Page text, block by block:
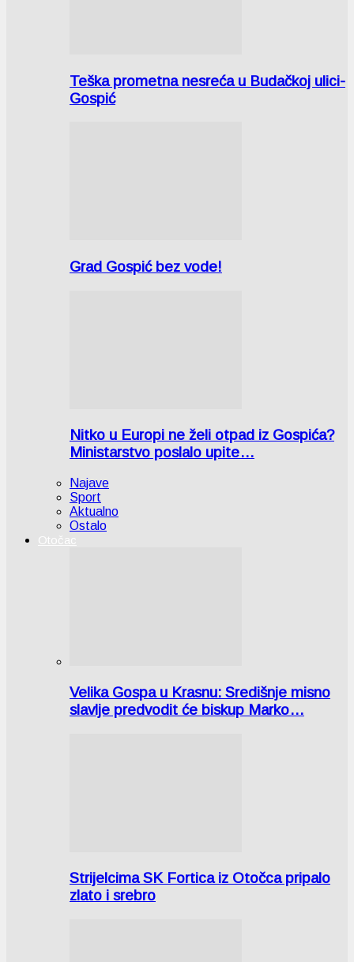
Teška prometna nesreća u Budačkoj ulici-
Gospić
Grad Gospić bez vode!
Nitko u Europi ne želi otpad iz Gospića?
Ministarstvo poslalo upite…
Najave
Sport
Aktualno
Ostalo
Otočac
Velika Gospa u Krasnu: Središnje misno
slavlje predvodit će biskup Marko…
Strijelcima SK Fortica iz Otočca pripalo
zlato i srebro